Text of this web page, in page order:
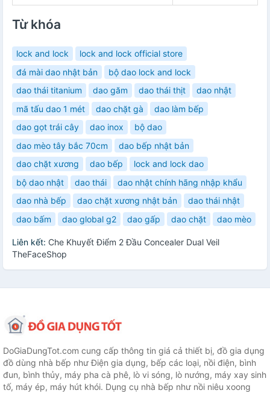
Từ khóa
lock and lock
lock and lock official store
đá mài dao nhật bản
bộ dao lock and lock
dao thái titanium
dao găm dao thái thịt
dao nhật
mã tấu dao 1 mét
dao chặt gà
dao làm bếp
dao gọt trái cây
dao inox
bộ dao
dao mèo tây bắc 70cm
dao bếp nhật bản
dao chặt xương
dao bếp
lock and lock dao
bộ dao nhật
dao thái
dao nhật chính hãng nhập khẩu
dao nhà bếp
dao chặt xương nhật bản
dao thái nhật
dao bấm
dao global g2 dao gấp dao chặt dao mèo
Liên kết: Che Khuyết Điểm 2 Đầu Concealer Dual Veil
TheFaceShop
DoGiaDungTot.com cung cấp thông tin giá cả thiết bị, đồ gia dụng
đồ dùng nhà bếp như Điện gia dụng, bếp các loại, nồi điện, bình
đun, bình thủy, máy pha cà phê, lò vi sóng, lò nướng, máy xay sinh
tố, máy ép, máy hút khói. Dụng cụ nhà bếp như nồi niêu xoong